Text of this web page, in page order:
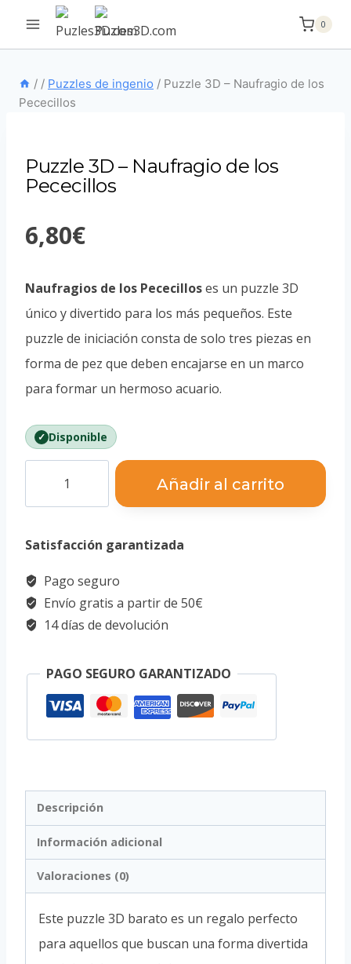
0
/ / Puzzles de ingenio / Puzzle 3D – Naufragio de los
Pececillos
Puzzle 3D – Naufragio de los
Pececillos
6,80€
Naufragios de los Pececilloses un puzzle 3D
único y divertido para los más pequeños. Este
puzzle de iniciación consta de solo tres piezas en
forma de pez que deben encajarse en un marco
para formar un hermoso acuario.
Disponible
Naufragio
de
los
Pececillos
Añadir al carrito
Satisfacción garantizada
Pago seguro
Envío gratis a partir de 50€
14 días de devolución
PAGO SEGURO GARANTIZADO
Descripción
Información adicional
Valoraciones (0)
Este puzzle 3D barato es un regalo perfecto
para aquellos que buscan una forma divertida